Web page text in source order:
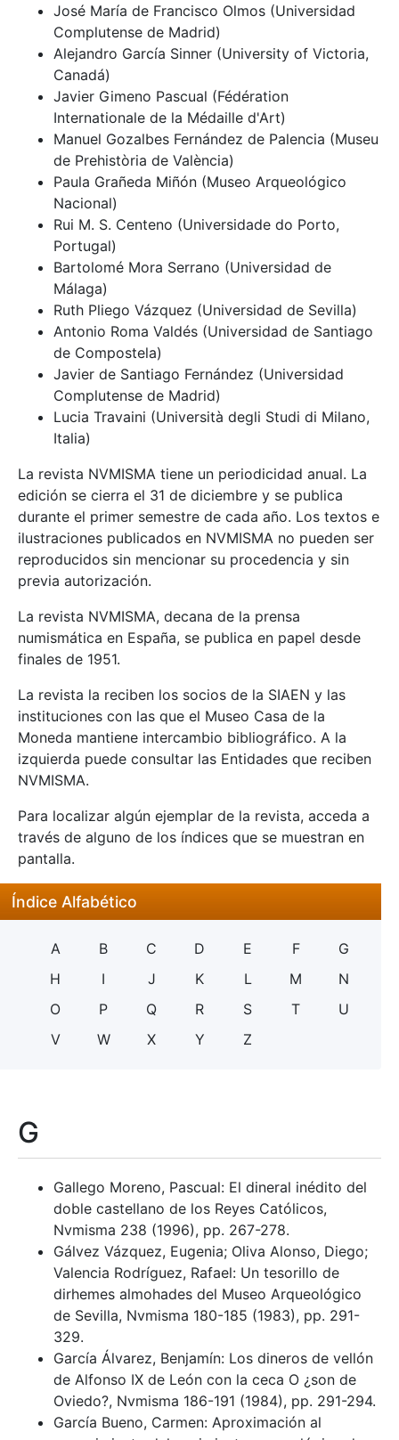
José María de Francisco Olmos (Universidad
Complutense de Madrid)
Alejandro García Sinner (University of Victoria,
Canadá)
Javier Gimeno Pascual (Fédération
Internationale de la Médaille d'Art)
Manuel Gozalbes Fernández de Palencia (Museu
de Prehistòria de València)
Paula Grañeda Miñón (Museo Arqueológico
Nacional)
Rui M. S. Centeno (Universidade do Porto,
Portugal)
Bartolomé Mora Serrano (Universidad de
Málaga)
Ruth Pliego Vázquez (Universidad de Sevilla)
Antonio Roma Valdés (Universidad de Santiago
de Compostela)
Javier de Santiago Fernández (Universidad
Complutense de Madrid)
Lucia Travaini (Università degli Studi di Milano,
Italia)
La revista NVMISMA tiene un periodicidad anual. La
edición se cierra el 31 de diciembre y se publica
durante el primer semestre de cada año. Los textos e
ilustraciones publicados en NVMISMA no pueden ser
reproducidos sin mencionar su procedencia y sin
previa autorización.
La revista NVMISMA, decana de la prensa
numismática en España, se publica en papel desde
finales de 1951.
La revista la reciben los socios de la SIAEN y las
instituciones con las que el Museo Casa de la
Moneda mantiene intercambio bibliográfico. A la
izquierda puede consultar las Entidades que reciben
NVMISMA.
Para localizar algún ejemplar de la revista, acceda a
través de alguno de los índices que se muestran en
pantalla.
Índice Alfabético
A B C D E F
G
H
I J K L M
N
O
P Q R S T
U
V
W X Y Z
G
Gallego Moreno, Pascual: El dineral inédito del
doble castellano de los Reyes Católicos,
Nvmisma 238 (1996), pp. 267-278.
Gálvez Vázquez, Eugenia; Oliva Alonso, Diego;
Valencia Rodríguez, Rafael: Un tesorillo de
dirhemes almohades del Museo Arqueológico
de Sevilla, Nvmisma 180-185 (1983), pp. 291-
329.
García Álvarez, Benjamín: Los dineros de vellón
de Alfonso IX de León con la ceca O ¿son de
Oviedo?, Nvmisma 186-191 (1984), pp. 291-294.
García Bueno, Carmen: Aproximación al